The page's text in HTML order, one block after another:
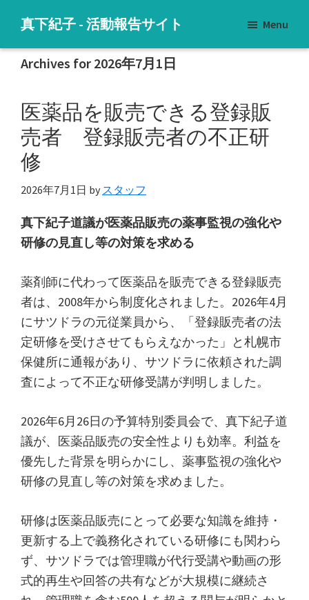
main
content
primary
sidebar
footer
真下紀子 - 活動報告サイト
ど
た
ち
に
明
未
来
Menu
Archives for 2026年7月1日
医薬品を販売できる登録販
売者 登録販売者の不正研
修
2026年7月1日 by スタッフ
真下紀子道議が医薬品販売の薬事監視の強化や
研修の見直し等の対策を求める
薬剤師に代わって医薬品を販売できる登録販売
者は、2008年から制度化されました。2026年4月
にサツドラの元従業員から、「登録販売者の法
定研修を受けさせてもらえなかった」と札幌市
保健所に通報があり、サツドラに依頼された調
査によって不正な研修受講が判明しました。
2026年6月26日の予算特別委員会で、真下紀子道
議が、医薬品販売の安全性よりも効率。利益を
優先した背景を明らかにし、薬事監視の強化や
研修の見直し等の対策を求めました。
研修は医薬品販売にとって必要な知識を維持・
更新する上で義務化されている研修にも関わら
ず、サツドラでは管理職が代行受講や動画の形
式的再生や回答の共有などが大規模に継続さ